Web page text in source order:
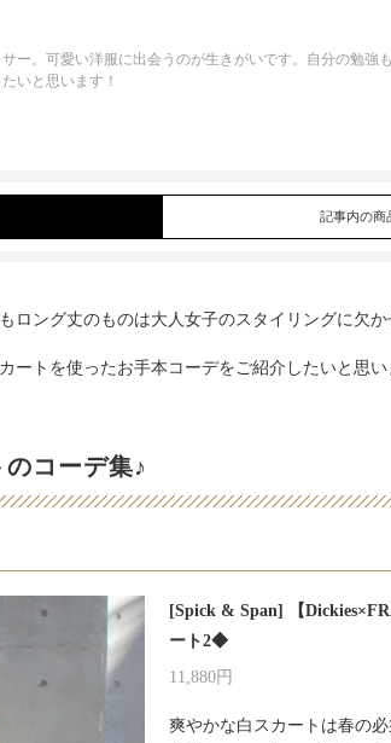
ー。可愛い洋服に出会うのが生きがいです。自分の勉強
いと思います！
記事内の商
ロング丈のものは大人女子のスタイリングに欠か
ートを使ったお手本コーデをご紹介したいと思
コーデ集♪
[Spick & Span] 【
ート2◆
11,880円
爽やかな白スカートは春の